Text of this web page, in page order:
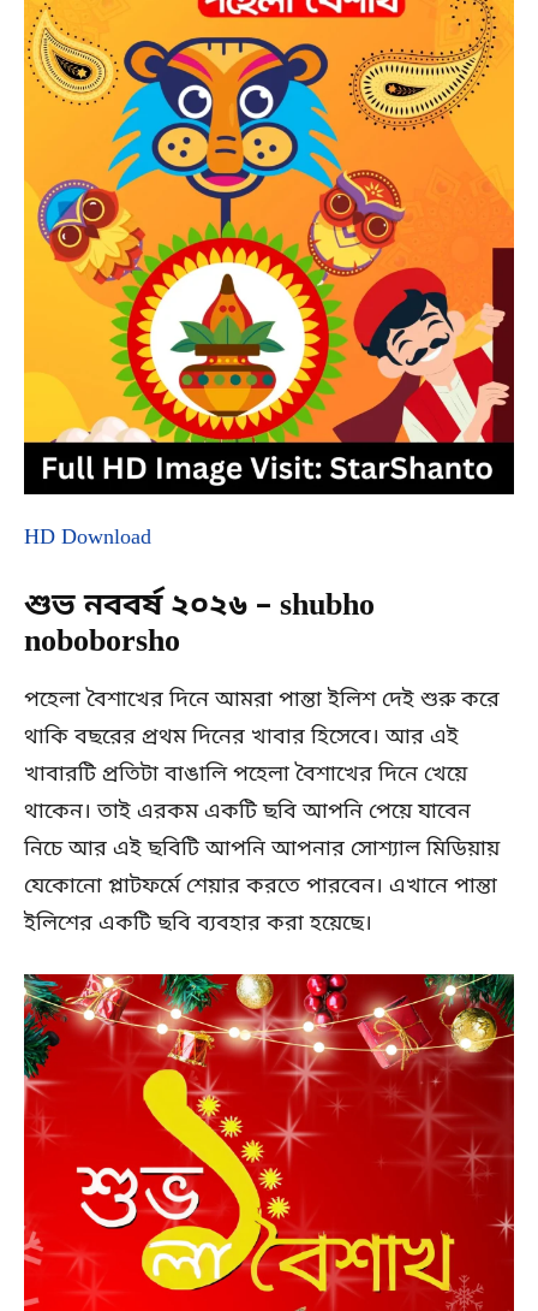
HD Download
শুভ নববর্ষ ২০২৬ – shubho
noboborsho
পহেলা বৈশাখের দিনে আমরা পান্তা ইলিশ দেই শুরু করে
থাকি বছরের প্রথম দিনের খাবার হিসেবে। আর এই
খাবারটি প্রতিটা বাঙালি পহেলা বৈশাখের দিনে খেয়ে
থাকেন। তাই এরকম একটি ছবি আপনি পেয়ে যাবেন
নিচে আর এই ছবিটি আপনি আপনার সোশ্যাল মিডিয়ায়
যেকোনো প্লাটফর্মে শেয়ার করতে পারবেন। এখানে পান্তা
ইলিশের একটি ছবি ব্যবহার করা হয়েছে।